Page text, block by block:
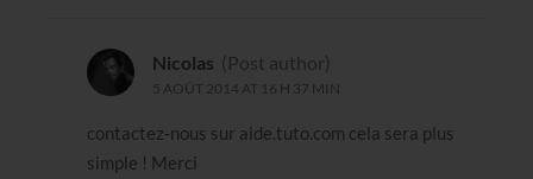
Nicolas (Post author)
5 AOÛT 2014 AT 16 H 37 MIN
contactez-nous sur aide.tuto.com cela sera plus
simple ! Merci